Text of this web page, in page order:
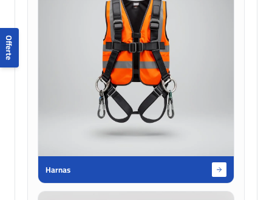
Harnas
Offerte